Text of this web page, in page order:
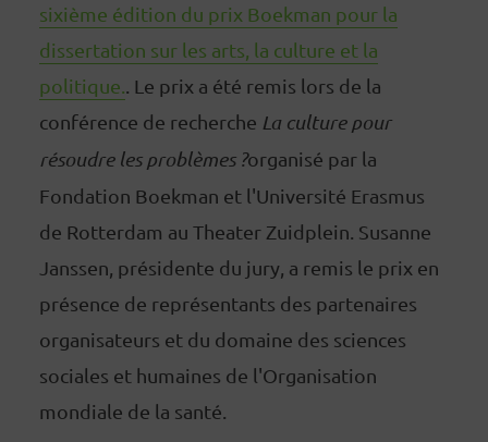
sixième édition du prix Boekman pour la
dissertation sur les arts, la culture et la
politique.
. Le prix a été remis lors de la
conférence de recherche La culture pour
résoudre les problèmes ?organisé par la
Fondation Boekman et l'Université Erasmus
de Rotterdam au Theater Zuidplein. Susanne
Janssen, présidente du jury, a remis le prix en
présence de représentants des partenaires
organisateurs et du domaine des sciences
sociales et humaines de l'Organisation
mondiale de la santé.